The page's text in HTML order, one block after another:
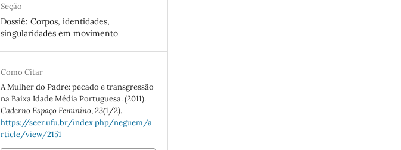
Seção
Dossiê: Corpos, identidades,
singularidades em movimento
Como Citar
A Mulher do Padre: pecado e transgressão
na Baixa Idade Média Portuguesa. (2011).
Caderno Espaço Feminino,23(1/2).
https://seer.ufu.br/index.php/neguem/a
rticle/view/2151